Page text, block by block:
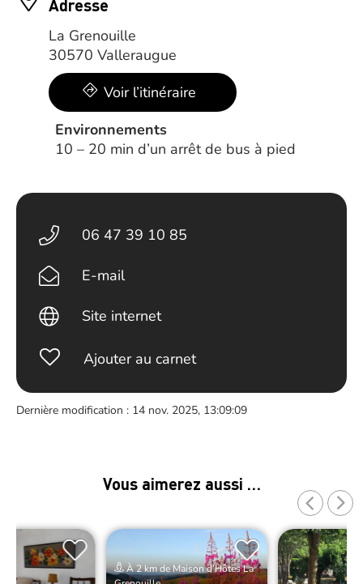
Adresse
La Grenouille
30570 Valleraugue
Voir l’itinéraire
Environnements
10 – 20 min d’un arrêt de bus à pied
06 47 39 10 85
E-mail
Site internet
Ajouter au carnet
Dernière modification : 14 nov. 2025, 13:09:09
Vous aimerez aussi …
À 2 km de Maison d’Hôtes La